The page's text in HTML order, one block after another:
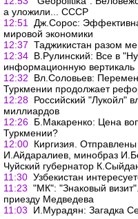
а уложили... СССР
12:51
Дж.Сорос:
мировой экономики
12:37 Таджикистан разом
12:34 В.Рулинский: Все в
информационную вертикаль
12:32
Вл.Соловьев:
Туркмении продолжает
12:28 Российский "Лукойл"
миллиардов
12:26 Б.Макаренко: Цена
Туркмении?
12:00 Киргизия.
И.Айдаралиев, минобраз
Чуйский губернатор
11:30 Узбекистан
11:23 "МК": "Знаковый
приезду Медведева
11:03
И.Мурадян: Загадка